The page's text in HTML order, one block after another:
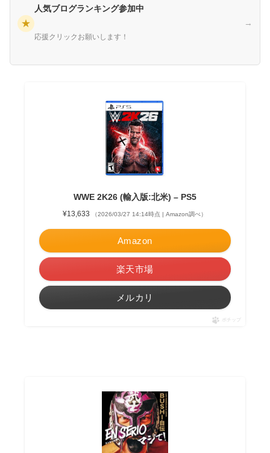
★
人気ブログランキング参加中
応援クリックお願いします！
→
WWE 2K26 (輸入版:北米) – PS5
¥13,633 （2026/03/27 14:14時点 | Amazon調べ）
Amazon
楽天市場
メルカリ
ポチップ